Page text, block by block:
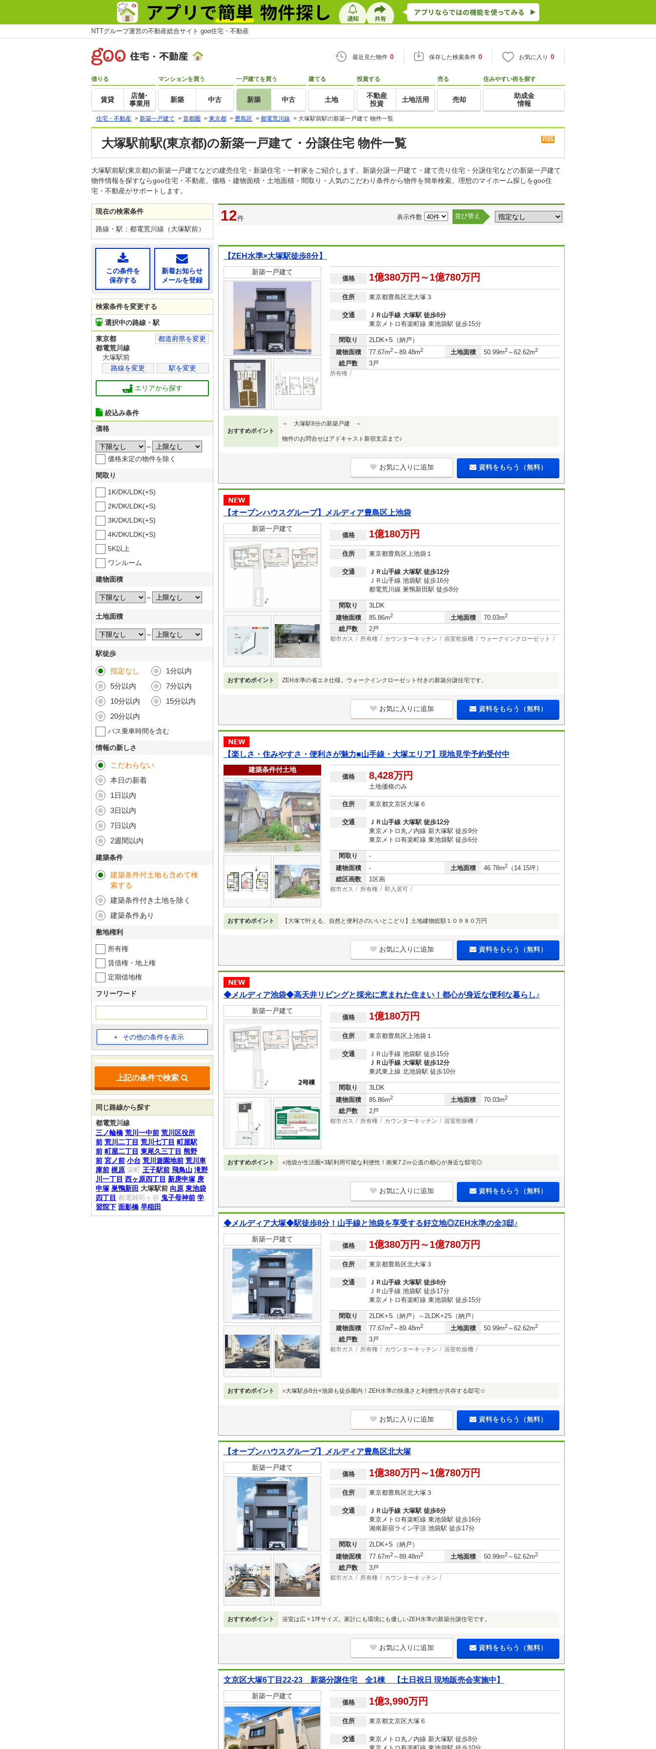
NTTグループ運営の不動産総合サイト goo住宅・不動産
最近見た物件 0 保存した検索条件 0 お気に入り 0
借りる
賃貸
店舗･
事業用
マンションを買う
新築 中古
一戸建てを買う
新築 中古
建てる
土地
投資する
不動産
投資
土地活用
売る
売却
住みやすい街を探す
助成金
情報
住宅・不動産 > 新築一戸建て > 首都圏 > 東京都 > 豊島区 > 都電荒川線 > 大塚駅前駅の新築一戸建て 物件一覧
大塚駅前駅(東京都)の新築一戸建て・分譲住宅 物件一覧
大塚駅前駅(東京都)の新築一戸建てなどの建売住宅・新築住宅・一軒家をご紹介します。新築分譲一戸建て・建て売り住宅・分譲住宅などの新築一戸建て
物件情報を探すならgoo住宅・不動産。価格・建物面積・土地面積・間取り・人気のこだわり条件から物件を簡単検索。理想のマイホーム探しをgoo住
宅・不動産がサポートします。
12件 表示件数 並び替え
【ZEH水準×大塚駅徒歩8分】
新築一戸建て
価格 1億380万円～1億780万円
住所 東京都豊島区北大塚３
交通
ＪＲ山手線 大塚駅 徒歩8分
東京メトロ有楽町線 東池袋駅 徒歩15分
間取り
2LDK+S（納戸）
建物面積
77.67m2～89.48m2 土地面積 50.99m2～62.62m2
総戸数 3戸
所有権
おすすめポイント
～ 大塚駅8分の新築戸建 ～
物件のお問合せはアドキャスト新宿支店まで♪
お気に入りに追加 資料をもらう（無料）
【オープンハウスグループ】メルディア豊島区上池袋
新築一戸建て
価格 1億180万円
住所 東京都豊島区上池袋１
交通
ＪＲ山手線 大塚駅 徒歩12分
ＪＲ山手線 池袋駅 徒歩16分
都電荒川線 巣鴨新田駅 徒歩8分
間取り
3LDK
建物面積
85.86m2 土地面積 70.03m2
総戸数 2戸
都市ガス 所有権 カウンターキッチン 浴室乾燥機 ウォークインクローゼット
おすすめポイント ZEH水準の省エネ仕様。ウォークインクローゼット付きの新築分譲住宅です。
お気に入りに追加 資料をもらう（無料）
【楽しさ・住みやすさ・便利さが魅力■山手線・大塚エリア】現地見学予約受付中
建築条件付土地
価格 8,428万円
土地価格のみ
住所 東京都文京区大塚６
交通
ＪＲ山手線 大塚駅 徒歩12分
東京メトロ丸ノ内線 新大塚駅 徒歩9分
東京メトロ有楽町線 東池袋駅 徒歩6分
間取り
-
建物面積
- 土地面積 46.78m2
（14.15坪）
総区画数
1区画
都市ガス 所有権 即入居可
おすすめポイント 【大塚で叶える、自然と便利さのいいとこどり】土地建物総額１０９８０万円
お気に入りに追加 資料をもらう（無料）
◆メルディア池袋◆高天井リビングと採光に恵まれた住まい！都心が身近な便利な暮らし♪
新築一戸建て
価格 1億180万円
住所 東京都豊島区上池袋１
交通
ＪＲ山手線 池袋駅 徒歩15分
ＪＲ山手線 大塚駅 徒歩12分
東武東上線 北池袋駅 徒歩10分
間取り
3LDK
建物面積
85.86m2 土地面積 70.03m2
総戸数 2戸
都市ガス 所有権 カウンターキッチン 浴室乾燥機
おすすめポイント ○池袋が生活圏×3駅利用可能な利便性！南東7.2ｍ公道の都心が身近な邸宅◎
お気に入りに追加 資料をもらう（無料）
◆メルディア大塚◆駅徒歩8分！山手線と池袋を享受する好立地◎ZEH水準の全3邸♪
新築一戸建て
価格 1億380万円～1億780万円
住所 東京都豊島区北大塚３
交通
ＪＲ山手線 大塚駅 徒歩8分
ＪＲ山手線 池袋駅 徒歩17分
東京メトロ有楽町線 東池袋駅 徒歩15分
間取り
2LDK+S（納戸）～2LDK+2S（納戸）
建物面積
77.67m2～89.48m2 土地面積 50.99m2～62.62m2
総戸数 3戸
都市ガス 所有権 カウンターキッチン 浴室乾燥機
おすすめポイント ○大塚駅歩8分×池袋も徒歩圏内！ZEH水準の快適さと利便性が共存する邸宅☆
お気に入りに追加 資料をもらう（無料）
【オープンハウスグループ】メルディア豊島区北大塚
新築一戸建て
価格 1億380万円～1億780万円
住所 東京都豊島区北大塚３
交通
ＪＲ山手線 大塚駅 徒歩8分
東京メトロ有楽町線 東池袋駅 徒歩16分
湘南新宿ライン宇須 池袋駅 徒歩17分
間取り
2LDK+S（納戸）
建物面積
77.67m2～89.48m2 土地面積 50.99m2～62.62m2
総戸数 3戸
都市ガス 所有権 カウンターキッチン
おすすめポイント 浴室は広々1坪サイズ。家計にも環境にも優しいZEH水準の新築分譲住宅です。
お気に入りに追加 資料をもらう（無料）
文京区大塚6丁目22-23 新築分譲住宅 全1棟 【土日祝日 現地販売会実施中】
新築一戸建て
価格 1億3,990万円
住所 東京都文京区大塚６
交通
東京メトロ丸ノ内線 新大塚駅 徒歩8分
現在の検索条件
路線・駅：都電荒川線（大塚駅前）
この条件を
保存する
新着お知らせ
メールを登録
検索条件を変更する
選択中の路線・駅
東京都
都道府県を変更
都電荒川線
大塚駅前
路線を変更
駅を変更
エリアから探す
絞込み条件
価格
～
価格未定の物件を除く
間取り
1K/DK/LDK(+S)
2K/DK/LDK(+S)
3K/DK/LDK(+S)
4K/DK/LDK(+S)
5K以上
ワンルーム
建物面積
～
土地面積
～
駅徒歩
指定なし
1分以内
5分以内
7分以内
10分以内
15分以内
20分以内
バス乗車時間を含む
情報の新しさ
こだわらない
本日の新着
1日以内
3日以内
7日以内
2週間以内
建築条件
建築条件付土地も含めて検
索する
建築条件付き土地を除く
建築条件あり
敷地権利
所有権
賃借権・地上権
定期借地権
フリーワード
その他の条件を表示
上記の条件で検索
同じ路線から探す
都電荒川線
三ノ輪橋 荒川一中前 荒川区役所
前 荒川二丁目 荒川七丁目 町屋駅
前 町屋二丁目 東尾久三丁目 熊野
前 宮ノ前 小台 荒川遊園地前 荒川車
庫前 梶原 栄町 王子駅前 飛鳥山 滝野
川一丁目 西ヶ原四丁目 新庚申塚 庚
申塚 巣鴨新田 大塚駅前 向原 東池袋
四丁目 都電雑司ヶ谷 鬼子母神前 学
習院下 面影橋 早稲田